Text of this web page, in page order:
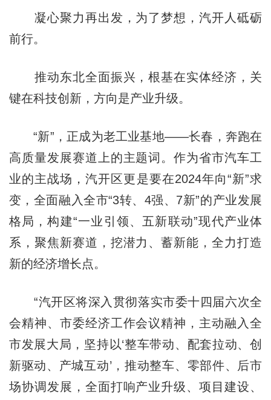
凝心聚力再出发，为了梦想，汽开人砥砺
前行。
推动东北全面振兴，根基在实体经济，关
键在科技创新，方向是产业升级。
“新”，正成为老工业基地——长春，奔跑在
高质量发展赛道上的主题词。作为省市汽车工
业的主战场，汽开区更是要在2024年向“新”求
变，全面融入全市“3转、4强、7新”的产业发展
格局，构建“一业引领、五新联动”现代产业体
系，聚焦新赛道，挖潜力、蓄新能，全力打造
新的经济增长点。
“汽开区将深入贯彻落实市委十四届六次全
会精神、市委经济工作会议精神，主动融入全
市发展大局，坚持以‘整车带动、配套拉动、创
新驱动、产城互动’，推动整车、零部件、后市
场协调发展，全面打响产业升级、项目建设、